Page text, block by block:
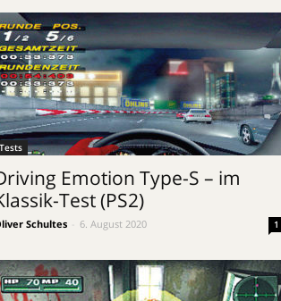
Tests
Emotion Type-S – im
Test (PS2)
Schultes 6. August 2020 1